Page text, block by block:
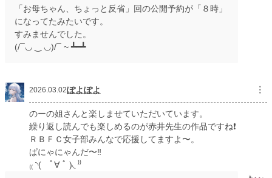
「お母ちゃん、ちょっと反省」回の公開予約が「８時」
になってたみたいです。
すみませんでした。
(⁠/⁠¯⁠◡⁠ ⁠‿⁠ ⁠◡⁠)⁠/⁠¯⁠ ⁠~⁠ ⁠┻⁠━⁠┻
2026.03.02ぽよぽよ ︙
のーの姐さんと楽しませていただいています。
繰り返し読んでも楽しめるのが赤井先生の作品ですね❗️
ＲＢＦＣ女子部みんなで応援してますよ〜。
ぱにゃにゃんだ〜‼️
₍⁠₍⁠ ⁠◝⁠(⁠ ﾟ⁠∀⁠ ﾟ⁠ ⁠)⁠◟⁠ ⁠⁾⁠⁾